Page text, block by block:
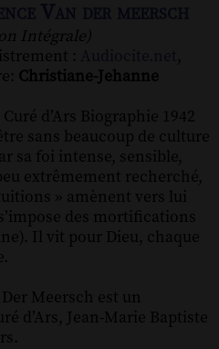
Intégrale)
:
,
Christiane-Jehanne
d’Ars Biographie 1942
sans beaucoup de culture
sa foi intense, sensible,
extrêmement recherché,
» amènent vers lui
des mortifications
Il vit pour Dieu, chaque
Meersch est un
d’Ars, Jean-Marie Baptiste